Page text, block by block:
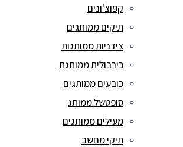
קפוצ'ונים
תיקים ממותגים
צידניות ממותגות
כירבולית ממותגת
כובעים ממותגים
סופטשל ממותג
מעילים ממותגים
תיקי מחשב